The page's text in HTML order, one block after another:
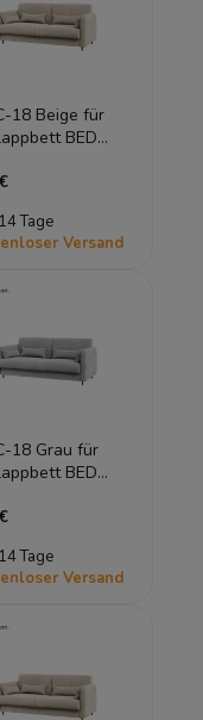
18 Beige für
BED
Tage
Versand
18 Grau für
BED
Tage
Versand